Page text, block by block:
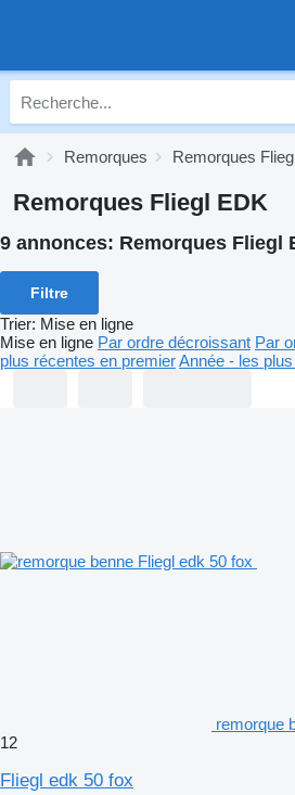
Remorques Remorques
Remorques Fliegl EDK
9 annonces: Remorques Fliegl
Filtre
Trier: Mise en ligne
Mise en ligne Par ordre décroissant Par
plus récentes en premierAnnée - les
remorque
12
Fliegl edk 50 fox